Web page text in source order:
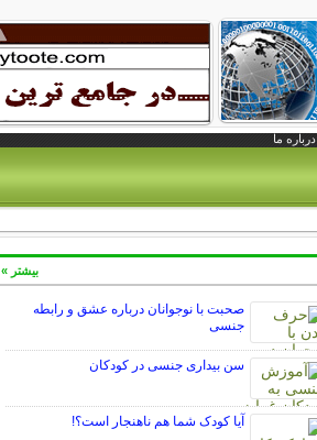
درباره ما
صحبت با نوجوانان درباره عشق و رابطه
جنسی
سن بیداری جنسی در کودکان
آیا کودک شما هم ناهنجار است؟!
بیشتر »